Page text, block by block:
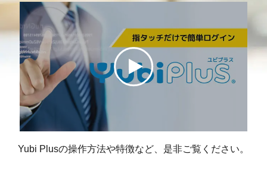
Yubi Plusの操作方法や特徴など、是非ご覧ください。